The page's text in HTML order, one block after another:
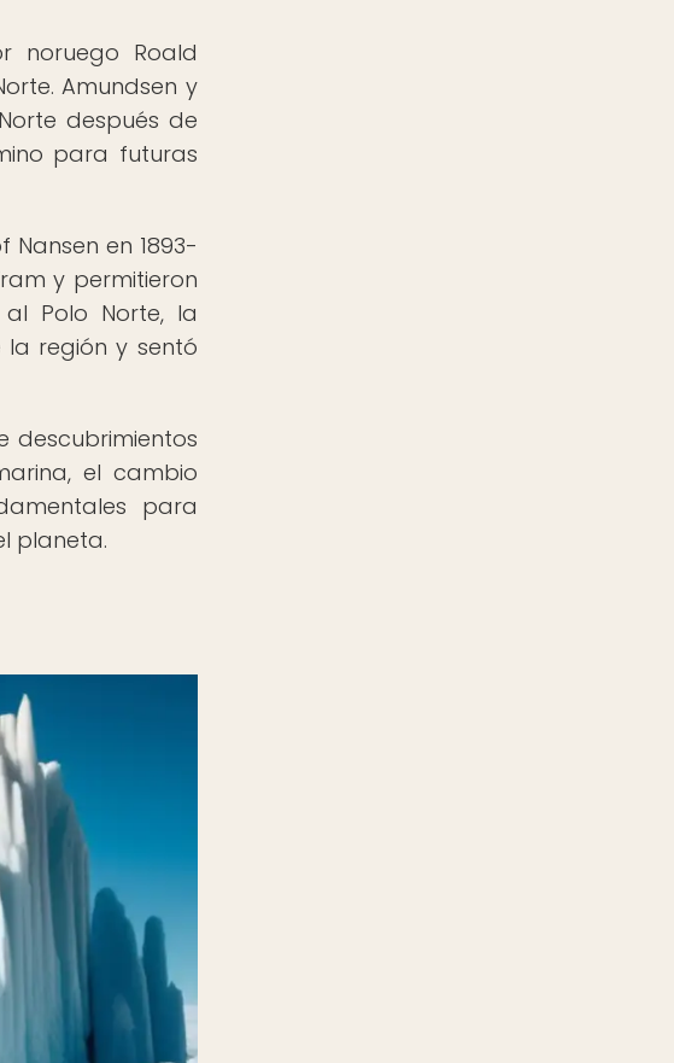
noruego Roald
Amundsen y
después de
para futuras
en 1893-
y permitieron
Polo Norte, la
región y sentó
descubrimientos
el cambio
para
planeta.